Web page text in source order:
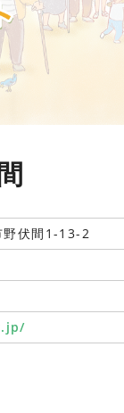
野伏間1-13-2